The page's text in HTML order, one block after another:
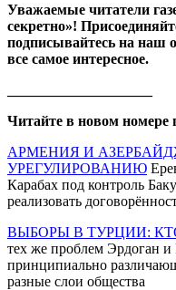
Уважаемые читатели
секретно»!
подписывайтесь на наш
все самое интересное.
Читайте в новом номере
АРМЕНИЯ И
УРЕГУЛИРОВАНИЮ
Карабах под контроль
реализовать
ВЫБОРЫ В ТУРЦИИ:
тех же проблем Эрдоган
принципиально
разные слои общества